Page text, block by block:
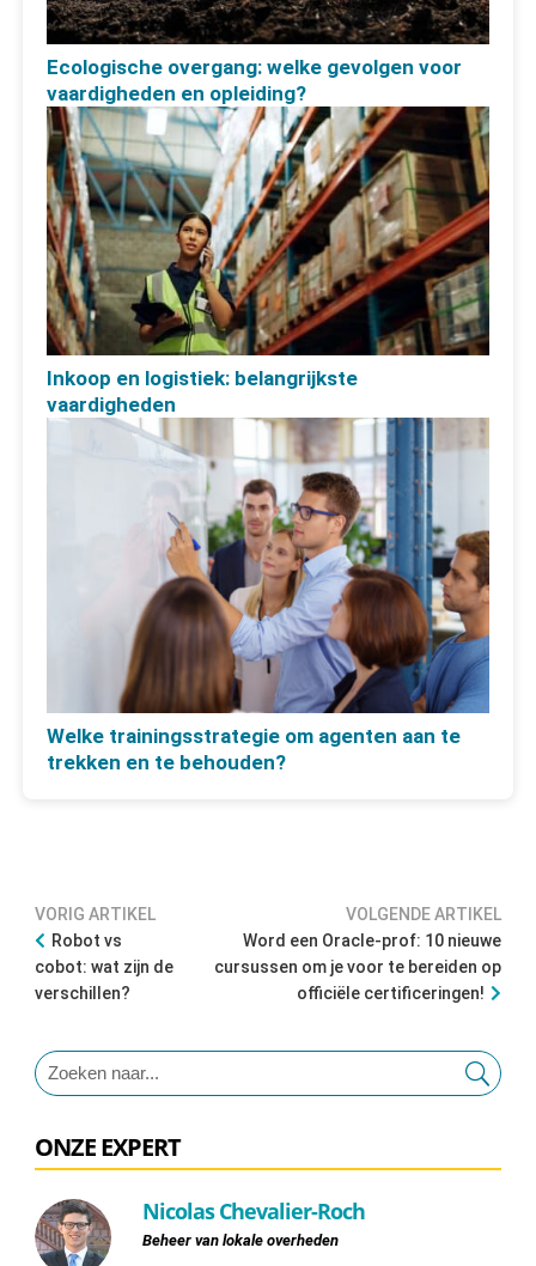
Ecologische overgang: welke gevolgen voor
vaardigheden en opleiding?
Inkoop en logistiek: belangrijkste
vaardigheden
Welke trainingsstrategie om agenten aan te
trekken en te behouden?
VORIG ARTIKEL
Robot vs
cobot: wat zijn de
verschillen?
VOLGENDE ARTIKEL
Word een Oracle-prof: 10 nieuwe
cursussen om je voor te bereiden op
officiële certificeringen!
ONZE EXPERT
Nicolas Chevalier-Roch
Beheer van lokale overheden